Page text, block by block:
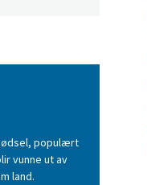
populært
vunne ut av
land.